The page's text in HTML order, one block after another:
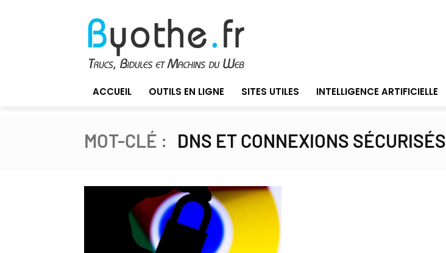
ACCUEIL OUTILS EN LIGNE SITES UTILES INTELLIGENCE ARTIFICIELLE
MOT-CLÉ : DNS ET CONNEXIONS SÉCURISÉS